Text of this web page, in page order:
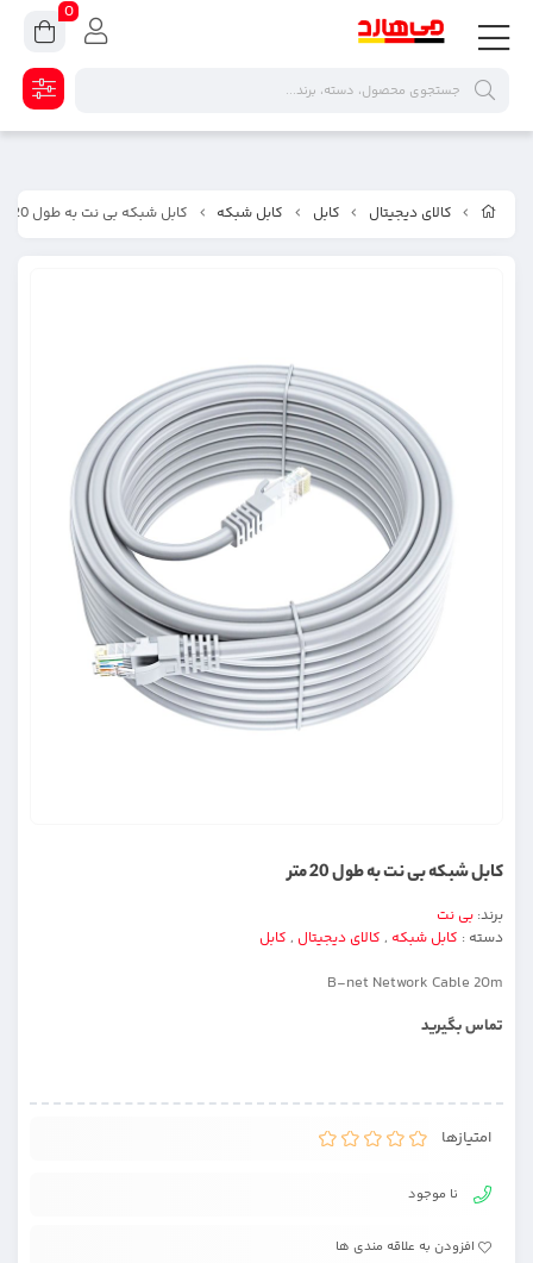
کالای دیجیتال کابل کابل شبکه کابل شبکه بی نت به طول 20 متر
کابل شبکه بی نت به طول 20 متر
برند: بی نت
دسته : کابل شبکه , کالای دیجیتال , کابل
B-net Network Cable 20m
تماس بگیرید
امتیازها
نا موجود
افزودن به علاقه مندی ها
0